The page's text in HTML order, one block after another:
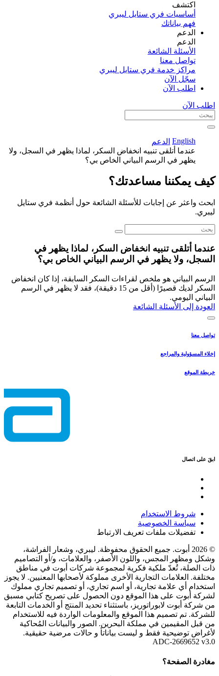
اكتشف​
أساسيات فري ستايل ليبري
فهم بياناتك
الدعم
الدعم
الأسئلة الشائعة
تواصل معنا
مراكز خدمة فري ستايل ليبري
سجّل الآن​
اطلب الآن
اطلب الآن
English الدعم
عندما أتلقى تنبيه انخفاض السكر، لماذا يظهر في السجل، ولا
يظهر في الرسم البياني الخاص بي؟
كيف يمكننا مساعدتك؟
ابحث واعثر عن إجابات للأسئلة الشائعة حول أنظمة فري ستايل
ليبري.
عندما أتلقى تنبيه انخفاض السكر، لماذا يظهر في
السجل، ولا يظهر في الرسم البياني الخاص بي؟
الرسم البياني هو ملخص لقراءات السكر السابقة، إذا كان انخفاض
السكر لديك قصيرًا (أقل من 15 دقيقة)، فقد لا يظهر في الرسم
البياني اليومي.
العودة إلى الأسئلة الشائعة
تواصل معنا
إخلاء المسؤولية والمراجع
خريطة الموقع
ابقَ على اتصال
شروط الاستخدام
سياسة الخصوصية
تفضيلات ملفات تعريف الارتباط
© 2026 أبوت. جميع الحقوق محفوظة. ليبري، وشعار الفراشة،
وشكل ومظهر المجس، واللون الأصفر، والعلامات، و/أو التصاميم
ذات الصلة، تُعدّ ملكية فكرية لمجموعة شركات أبوت في مناطق
مختلفة. العلامات التجارية الأخرى مملوكة لأصحابها المعنيين. لا يجوز
استخدام أي علامة تجارية، أو اسم تجاري، أو تصميم تجاري مملوك
لشركة أبوت على هذا الموقع دون الحصول على تصريح كتابي مسبق
من شركة أبوت لابوراتوريز، باستثناء تحديد المنتج أو الخدمات التابعة
للشركة. تم تصميم هذا الموقع والمعلومات الواردة فيه للاستخدام
من قبل المقيمين في مملكة البحرين. الصور والبيانات المُحاكية
لأغراض توضيحية فقط و ليست بياناتأ و حالات مرضية حقيقية.
ADC-2669652 v3.0
مغادرة الصفحة؟